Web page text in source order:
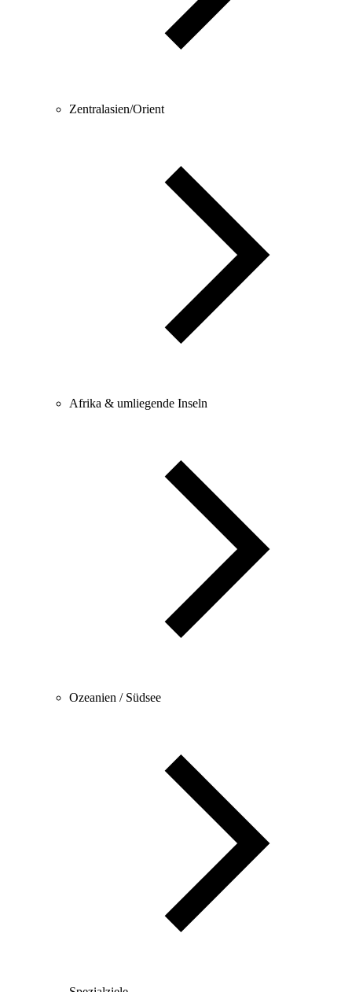
Zentralasien/Orient
Afrika & umliegende Inseln
Ozeanien / Südsee